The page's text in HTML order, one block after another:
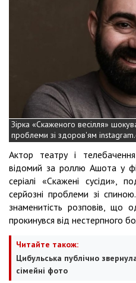
Зірка «Скаженого весілля»
проблеми зі здоров'ям
Актор театру і
відомий за роллю Ашота у
серіалі «Скажені сусіди»,
серйозні проблеми зі
знаменитість розповів, що
прокинувся від нестерпного
Читайте також:
Цибульська публічно
сімейні фото